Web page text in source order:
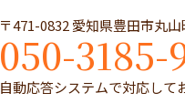
〒471-0832 愛知県豊田市丸
050-3185-
自動応答システムで対応して